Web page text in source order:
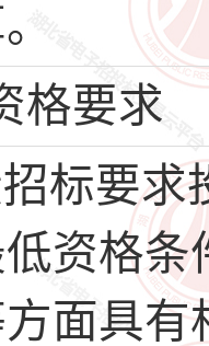
格要求
标要
资格
面具